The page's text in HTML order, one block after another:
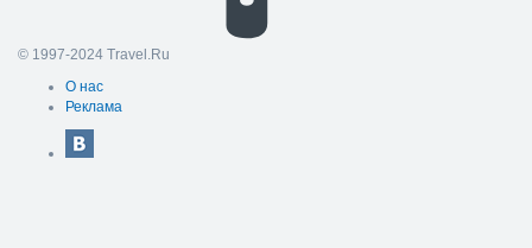
© 1997-2024 Travel.Ru
О нас
Реклама